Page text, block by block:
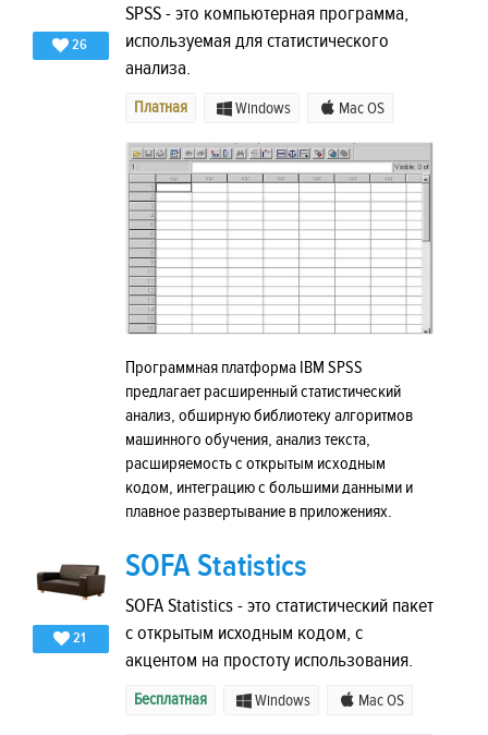
26
SPSS - это компьютерная программа,
используемая для статистического
анализа.
Платная Windows Mac OS
Программная платформа IBM SPSS
предлагает расширенный статистический
анализ, обширную библиотеку алгоритмов
машинного обучения, анализ текста,
расширяемость с открытым исходным
кодом, интеграцию с большими данными и
плавное развертывание в приложениях.
21
SOFA Statistics
SOFA Statistics - это статистический пакет
с открытым исходным кодом, с
акцентом на простоту использования.
Бесплатная Windows Mac OS